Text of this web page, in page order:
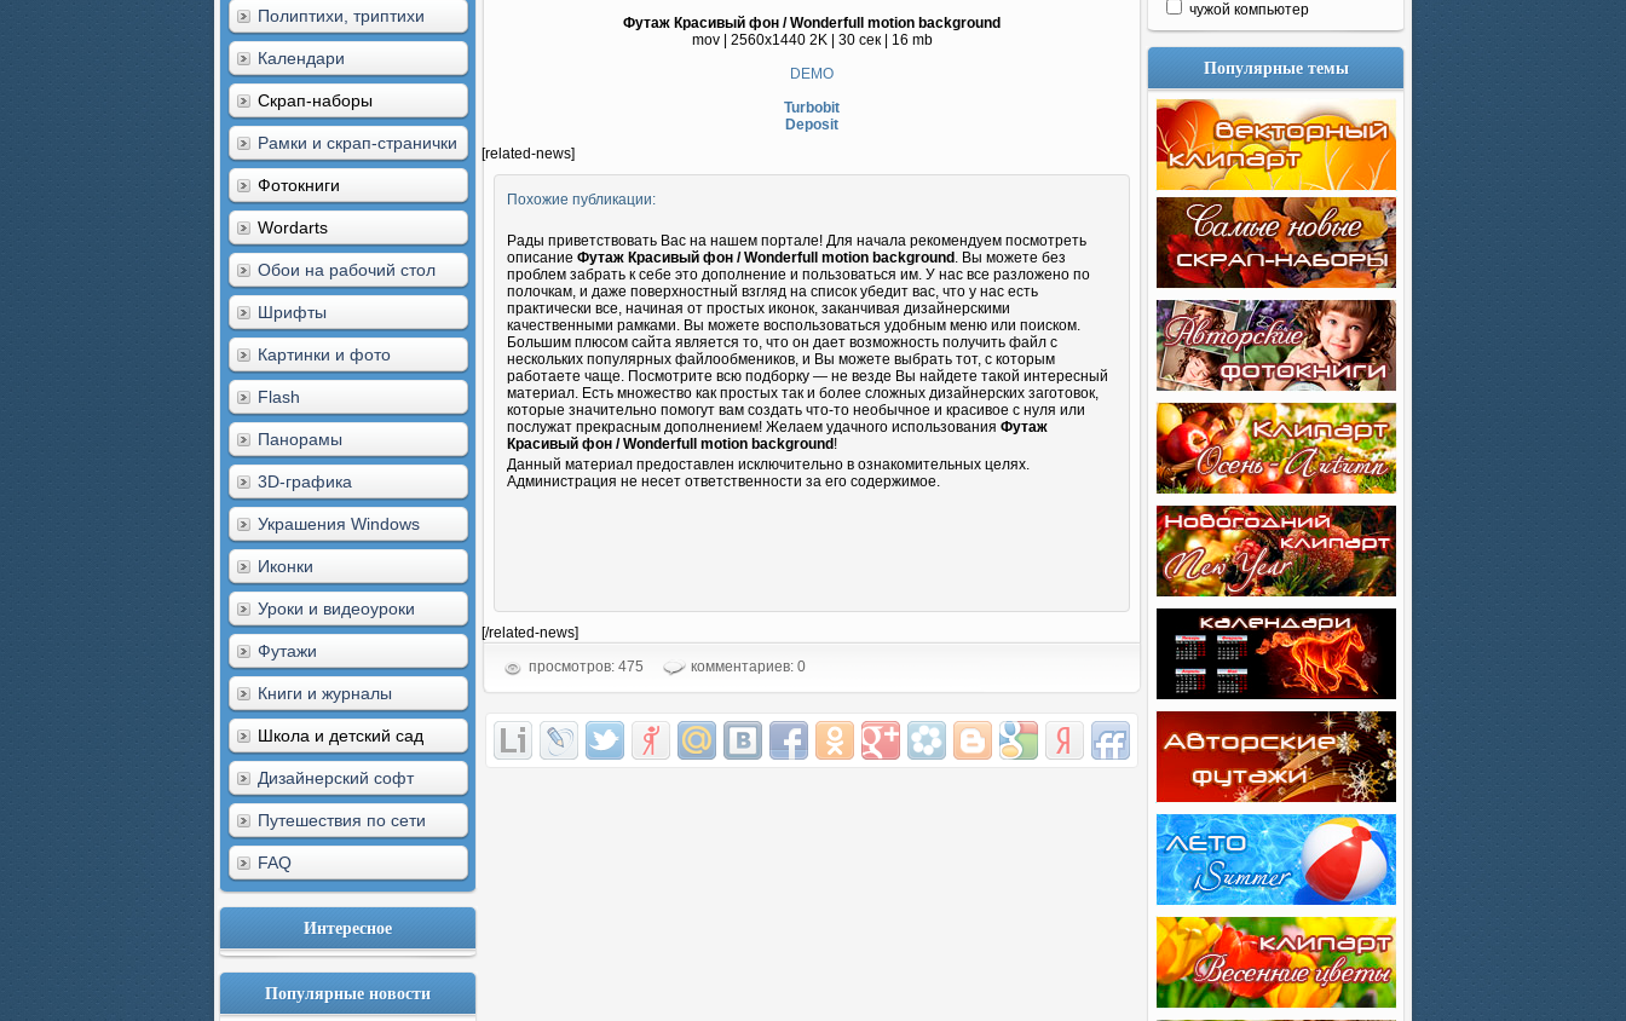
Полиптихи, триптихи
Календари
Скрап-наборы
Рамки и скрап-странички
Фотокниги
Wordarts
Обои на рабочий стол
Шрифты
Картинки и фото
Flash
Панорамы
3D-графика
Украшения Windows
Иконки
Уроки и видеоуроки
Футажи
Книги и журналы
Школа и детский сад
Дизайнерский софт
Путешествия по сети
FAQ
Интересное
Популярные новости
Футаж Красивый фон / Wonderfull motion background
mov | 2560x1440 2K | 30 сек | 16 mb
DEMO
Turbobit
Deposit
[related-news]
Похожие публикации:
Рады приветствовать Вас на нашем портале! Для начала рекомендуем посмотреть
описание Футаж Красивый фон / Wonderfull motion background . Вы можете без
проблем забрать к себе это дополнение и пользоваться им. У нас все разложено по
полочкам, и даже поверхностный взгляд на список убедит вас, что у нас есть
практически все, начиная от простых иконок, заканчивая дизайнерскими
качественными рамками. Вы можете воспользоваться удобным меню или поиском.
Большим плюсом сайта является то, что он дает возможность получить файл с
нескольких популярных файлообмеников, и Вы можете выбрать тот, с которым
работаете чаще. Посмотрите всю подборку — не везде Вы найдете такой интересный
материал. Есть множество как простых так и более сложных дизайнерских заготовок,
которые значительно помогут вам создать что-то необычное и красивое с нуля или
послужат прекрасным дополнением! Желаем удачного использования Футаж
Красивый фон / Wonderfull motion background !
Данный материал предоставлен исключительно в ознакомительных целях.
Администрация не несет ответственности за его содержимое.
[/related-news]
просмотров: 475
комментариев: 0
чужой компьютер
Популярные темы